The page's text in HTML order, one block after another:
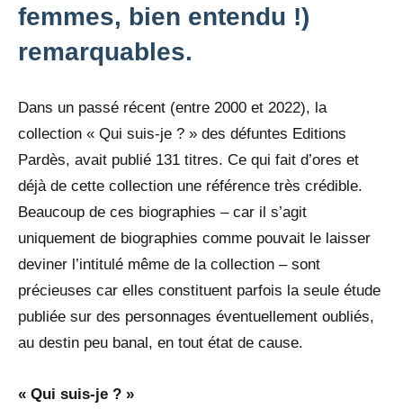
femmes, bien entendu !)
remarquables.
Dans un passé récent (entre 2000 et 2022), la
collection « Qui suis-je ? » des défuntes Editions
Pardès, avait publié 131 titres. Ce qui fait d’ores et
déjà de cette collection une référence très crédible.
Beaucoup de ces biographies – car il s’agit
uniquement de biographies comme pouvait le laisser
deviner l’intitulé même de la collection – sont
précieuses car elles constituent parfois la seule étude
publiée sur des personnages éventuellement oubliés,
au destin peu banal, en tout état de cause.
« Qui suis-je ? »